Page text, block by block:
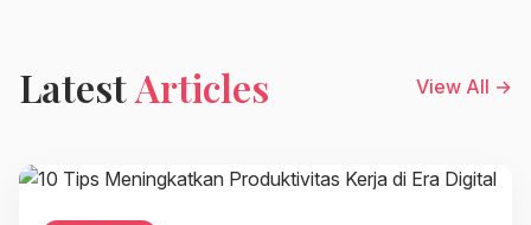
LatestArticles View All →